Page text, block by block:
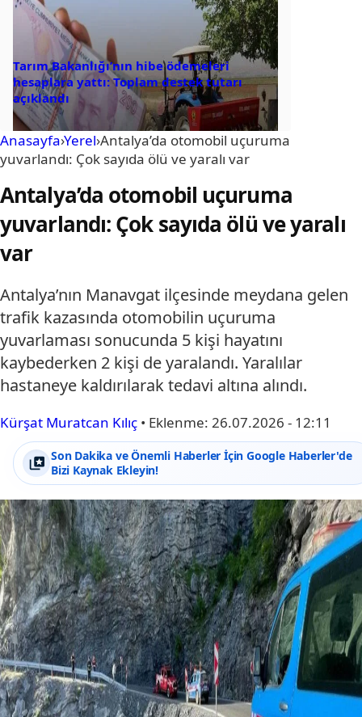
Tarım Bakanlığı’nın hibe ödemeleri
hesaplara yattı: Toplam destek tutarı
açıklandı
Anasayfa›Yerel›Antalya’da otomobil uçuruma
yuvarlandı: Çok sayıda ölü ve yaralı var
Antalya’da otomobil uçuruma
yuvarlandı: Çok sayıda ölü ve yaralı
var
Antalya’nın Manavgat ilçesinde meydana gelen
trafik kazasında otomobilin uçuruma
yuvarlaması sonucunda 5 kişi hayatını
kaybederken 2 kişi de yaralandı. Yaralılar
hastaneye kaldırılarak tedavi altına alındı.
Kürşat Muratcan Kılıç • Eklenme: 26.07.2026 - 12:11
Son Dakika ve Önemli Haberler İçin Google Haberler'de
Bizi Kaynak Ekleyin!